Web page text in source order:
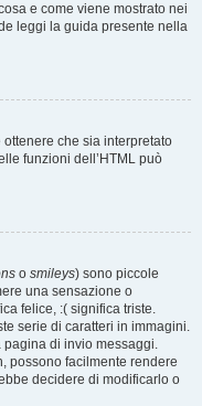
e come viene mostrato nei
leggi la guida presente nella
che sia interpretato
funzioni dell’HTML può
o smileys) sono piccole
una sensazione o
felice, :( significa triste.
serie di caratteri in immagini.
di invio messaggi.
possono facilmente rendere
decidere di modificarlo o